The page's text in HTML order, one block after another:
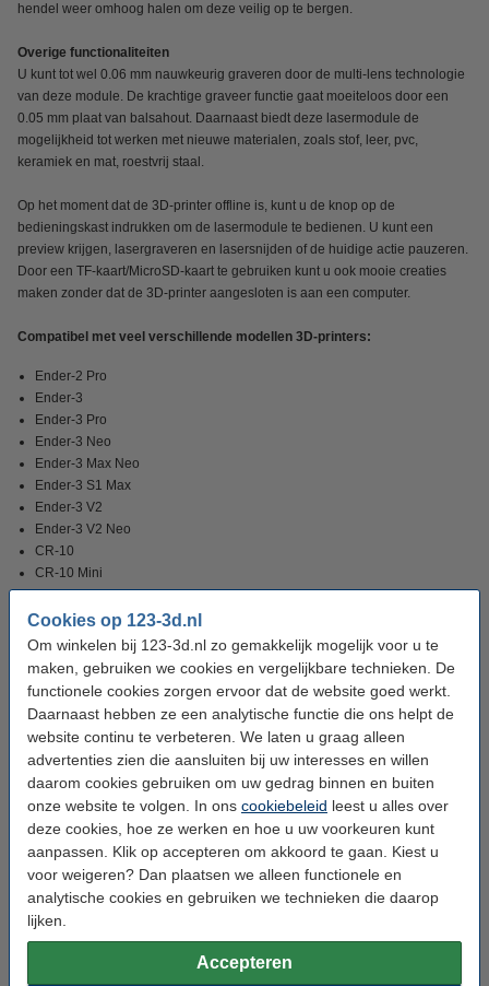
Cookies op 123-3d.nl
Om winkelen bij 123-3d.nl zo gemakkelijk mogelijk voor u te
maken, gebruiken we cookies en vergelijkbare technieken. De
functionele cookies zorgen ervoor dat de website goed werkt.
Daarnaast hebben ze een analytische functie die ons helpt de
website continu te verbeteren. We laten u graag alleen
advertenties zien die aansluiten bij uw interesses en willen
daarom cookies gebruiken om uw gedrag binnen en buiten
onze website te volgen. In ons cookiebeleid leest u alles over
deze cookies, hoe ze werken en hoe u uw voorkeuren kunt
aanpassen. Klik op accepteren om akkoord te gaan. Kiest u
voor weigeren? Dan plaatsen we alleen functionele en
analytische cookies en gebruiken we technieken die daarop
lijken.
Accepteren
hendel weer omhoog halen om deze veilig op te bergen.
Overige functionaliteiten
U kunt tot wel 0.06 mm nauwkeurig graveren door de multi-lens technologie
van deze module. De krachtige graveer functie gaat moeiteloos door een
0.05 mm plaat van balsahout. Daarnaast biedt deze lasermodule de
mogelijkheid tot werken met nieuwe materialen, zoals stof, leer, pvc,
keramiek en mat, roestvrij staal.
Op het moment dat de 3D-printer offline is, kunt u de knop op de
bedieningskast indrukken om de lasermodule te bedienen. U kunt een
preview krijgen, lasergraveren en lasersnijden of de huidige actie pauzeren.
Door een TF-kaart/MicroSD-kaart te gebruiken kunt u ook mooie creaties
maken zonder dat de 3D-printer aangesloten is aan een computer.
Compatibel met veel verschillende modellen 3D-printers:
Ender-2 Pro
Ender-3
Ender-3 Pro
Ender-3 Neo
Ender-3 Max Neo
Ender-3 S1 Max
Ender-3 V2
Ender-3 V2 Neo
CR-10
CR-10 Mini
CR-10S
CR20
CR20 Pro
Ender-3S
Ender-2
Specificaties
Merk: Creality 3D
24 V
Vermogen: 1.600 mW
Ons Artikelnr: DAR00961